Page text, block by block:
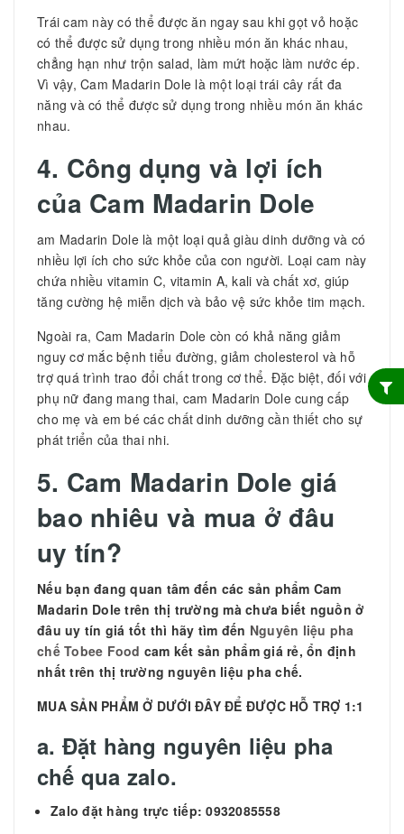
Trái cam này có thể được ăn ngay sau khi gọt vỏ hoặc
có thể được sử dụng trong nhiều món ăn khác nhau,
chẳng hạn như trộn salad, làm mứt hoặc làm nước ép.
Vì vậy, Cam Madarin Dole là một loại trái cây rất đa
năng và có thể được sử dụng trong nhiều món ăn khác
nhau.
4. Công dụng và lợi ích
của Cam Madarin Dole
am Madarin Dole là một loại quả giàu dinh dưỡng và có
nhiều lợi ích cho sức khỏe của con người. Loại cam này
chứa nhiều vitamin C, vitamin A, kali và chất xơ, giúp
tăng cường hệ miễn dịch và bảo vệ sức khỏe tim mạch.
Ngoài ra, Cam Madarin Dole còn có khả năng giảm
nguy cơ mắc bệnh tiểu đường, giảm cholesterol và hỗ
trợ quá trình trao đổi chất trong cơ thể. Đặc biệt, đối với
phụ nữ đang mang thai, cam Madarin Dole cung cấp
cho mẹ và em bé các chất dinh dưỡng cần thiết cho sự
phát triển của thai nhi.
5. Cam Madarin Dole giá
bao nhiêu và mua ở đâu
uy tín?
Nếu bạn đang quan tâm đến các sản phẩm Cam
Madarin Dole trên thị trường mà chưa biết nguồn ở
đâu uy tín giá tốt thì hãy tìm đến Nguyên liệu pha
chế Tobee Food cam kết sản phẩm giá rẻ, ổn định
nhất trên thị trường nguyên liệu pha chế.
MUA SẢN PHẨM Ở DƯỚI ĐÂY ĐỂ ĐƯỢC HỖ TRỢ 1:1
a. Đặt hàng nguyên liệu pha
chế qua zalo.
Zalo đặt hàng trực tiếp: 0932085558